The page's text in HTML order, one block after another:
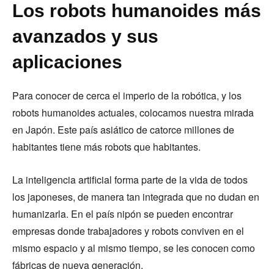
Los robots humanoides más
avanzados y sus
aplicaciones
Para conocer de cerca el imperio de la robótica, y los
robots humanoides actuales, colocamos nuestra mirada
en Japón. Este país asiático de catorce millones de
habitantes tiene más robots que habitantes.
La inteligencia artificial forma parte de la vida de todos
los japoneses, de manera tan integrada que no dudan en
humanizarla. En el país nipón se pueden encontrar
empresas donde trabajadores y robots conviven en el
mismo espacio y al mismo tiempo, se les conocen como
fábricas de nueva generación.